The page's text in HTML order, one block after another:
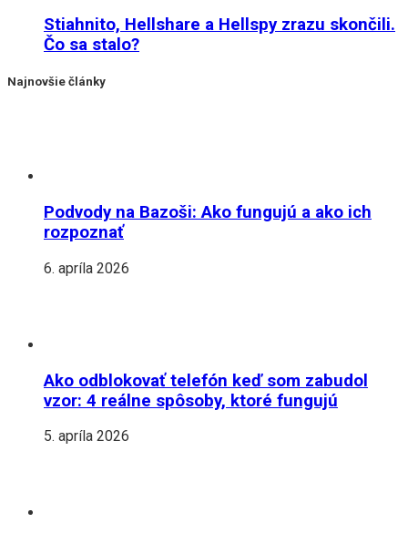
Stiahnito, Hellshare a Hellspy zrazu skončili.
Čo sa stalo?
Najnovšie články
Podvody na Bazoši: Ako fungujú a ako ich
rozpoznať
6. apríla 2026
Ako odblokovať telefón keď som zabudol
vzor: 4 reálne spôsoby, ktoré fungujú
5. apríla 2026